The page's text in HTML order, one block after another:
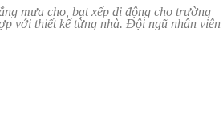
mưa cho, bạt xếp di động cho trường
với thiết kế từng nhà. Đội ngũ nhân viên